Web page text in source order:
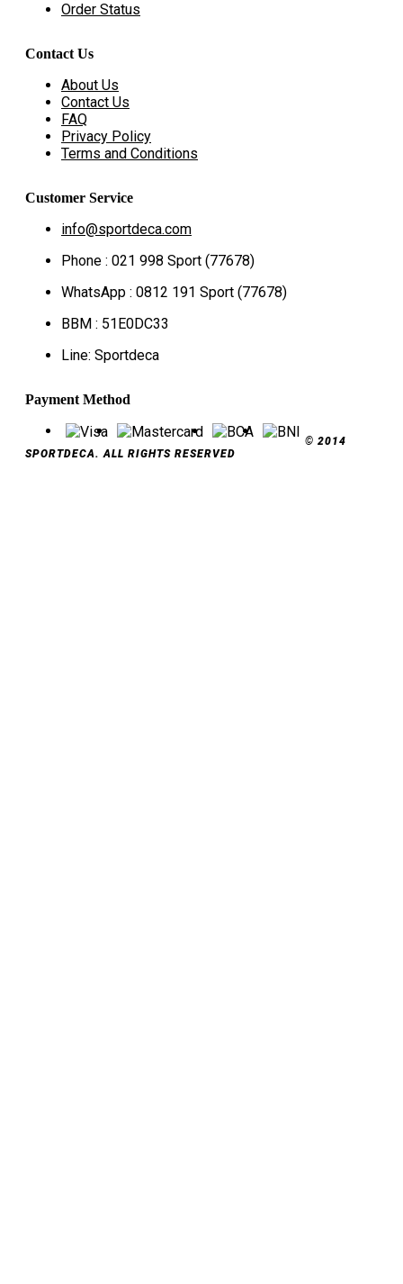
Order Status
Contact Us
About Us
Contact Us
FAQ
Privacy Policy
Terms and Conditions
Customer Service
info@sportdeca.com
Phone : 021 998 Sport (77678)
WhatsApp : 0812 191 Sport (77678)
BBM : 51E0DC33
Line: Sportdeca
Payment Method
© 2014
SPORTDECA. ALL RIGHTS RESERVED